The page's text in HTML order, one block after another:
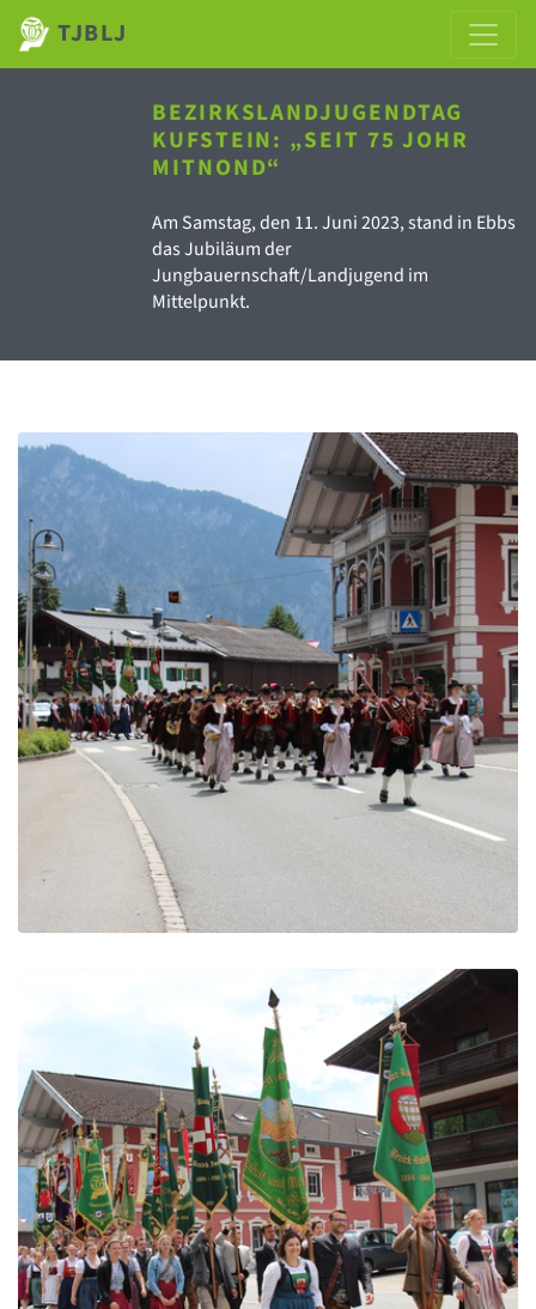
TJBLJ
BEZIRKSLANDJUGENDTAG
KUFSTEIN: „SEIT 75 JOHR
MITNOND“
Am Samstag, den 11. Juni 2023, stand in Ebbs
das Jubiläum der
Jungbauernschaft/Landjugend im
Mittelpunkt.